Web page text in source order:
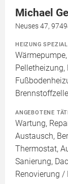
Michael
Neuses 47,
HEIZUNG
Pelletheizung,
ANGEBOTENE
Wartung,
Austausch,
Thermostat,
Sanierung,
Renovierung /